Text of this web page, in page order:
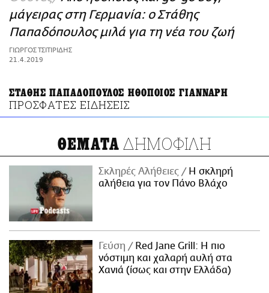
ΑΜΠΑ
PRINT
μάγειρας στη Γερμανία: ο Στάθης
Παπαδόπουλος μιλά για τη νέα του ζωή
ΓΙΩΡΓΟΣ ΤΣΙΤΙΡΙΔΗΣ
21.4.2019
ΣΤΑΘΗΣ ΠΑΠΑΔΟΠΟΥΛΟΣ ΗΘΟΠΟΙΟΣ ΓΙΑΝΝΑΡΗ
ΠΡΟΣΦΑΤΕΣ ΕΙΔΗΣΕΙΣ
ΘΕΜΑΤΑ ΔΗΜΟΦΙΛΗ
Σκληρές Αλήθειες
H σκληρή
αλήθεια για τον Πάνο Βλάχο
Γεύση
Red Jane Grill: Η πιο
νόστιμη και χαλαρή αυλή στα
Χανιά (ίσως και στην Ελλάδα)